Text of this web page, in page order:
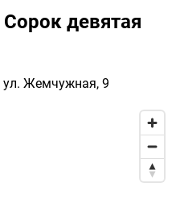
девятая
ул. Жемчужная, 9